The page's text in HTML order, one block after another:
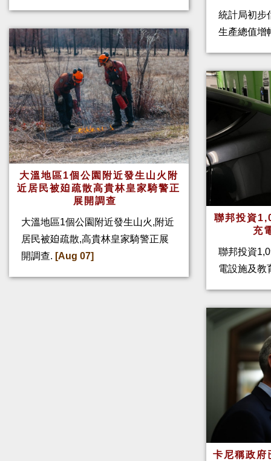
大溫地區1個公園附近發生山火附
近居民被廹疏散高貴林皇家騎警正
展開調查
大溫地區1個公園附近發生山火,附近
居民被廹疏散,高貴林皇家騎警正展
開調查. [Aug 07]
統計局初步
生產總值增
聯邦投資
充
聯邦投資
電設施及教
卡尼稱政府